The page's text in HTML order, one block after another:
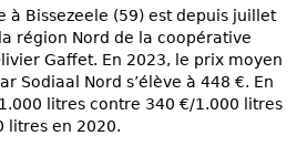
à Bissezeele (59) est depuis juillet
région Nord de la coopérative
Gaffet. En 2023, le prix moyen
Sodiaal Nord s’élève à 448 €. En
litres contre 340 €/1.000 litres
litres en 2020.